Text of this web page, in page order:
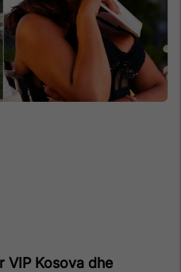
VIP Kosova dhe